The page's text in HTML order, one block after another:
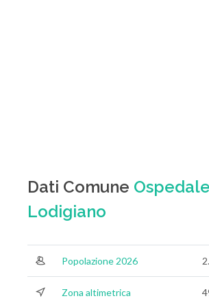
Dati Comune
Lodigiano
Popolazione 2026
Zona altimetrica